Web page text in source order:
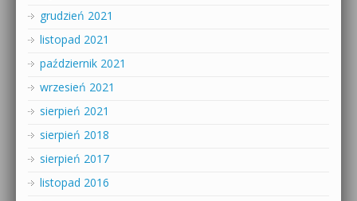
grudzień 2021
listopad 2021
październik 2021
wrzesień 2021
sierpień 2021
sierpień 2018
sierpień 2017
listopad 2016